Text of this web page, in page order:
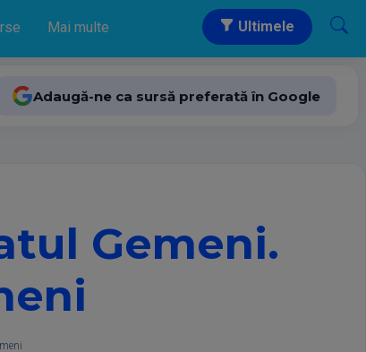
Mai multe Ultimele
Adaugă-ne ca sursă preferată în Google
Gemeni.